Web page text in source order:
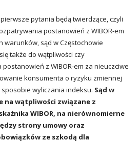
pytania będą twierdzące, czyli
postanowień z WIBOR-em
warunków, sąd w Częstochowie
także do wątpliwości czy
z WIBOR-em za nieuczciwe
konsumenta o ryzyku zmiennej
wyliczania indeksu. Sąd w
na wątpliwości związane z
WIBOR, na nierównomierne
strony umowy oraz
ze szkodą dla